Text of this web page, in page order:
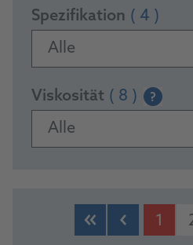
Spezifikation ( 4 )
Alle
Viskosität ( 8 ) ?
Alle
PRODUKTE
1